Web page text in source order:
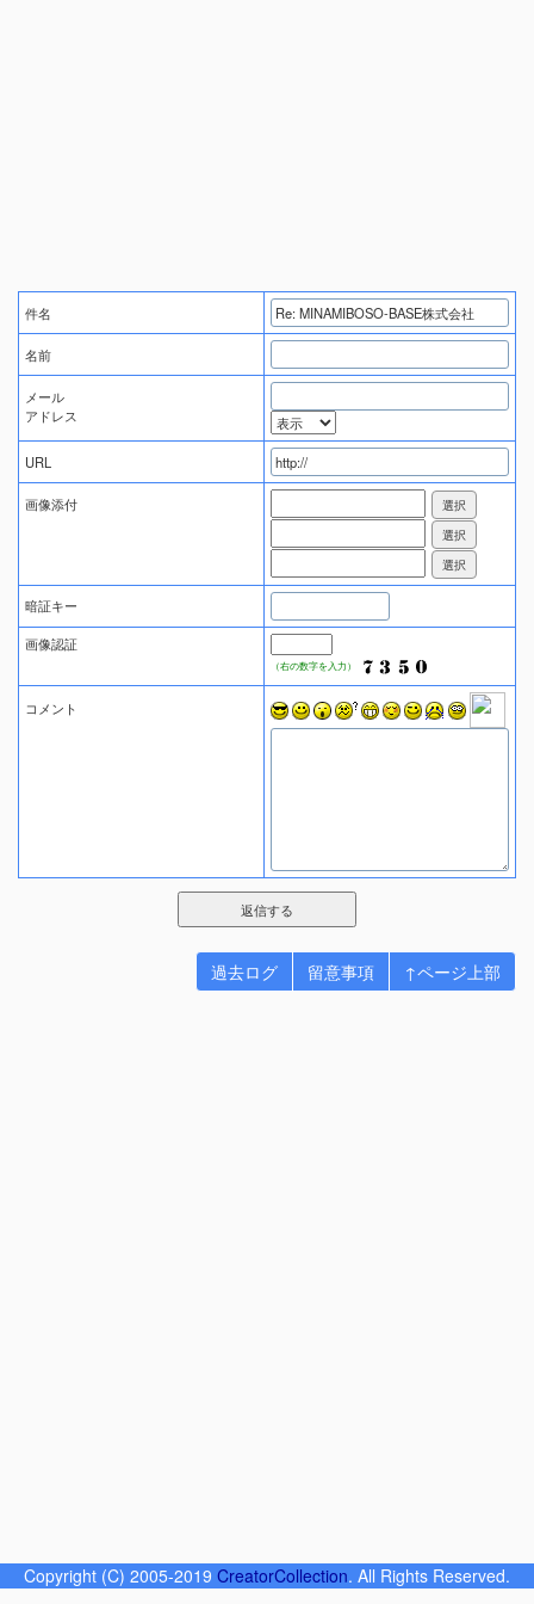
件名
名前
メール
アドレス
URL
画像添付
暗証キー
画像認証
（右の数字を入力）
コメント
過去ログ 留意事項 ↑ページ上部
Copyright (C) 2005-2019 CreatorCollection. All Rights Reserved.